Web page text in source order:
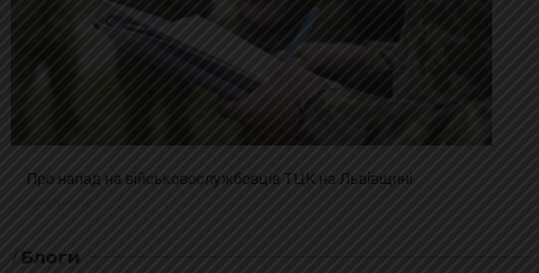
Про напад на військовослужбовців ТЦК на Львівщині
Блоги